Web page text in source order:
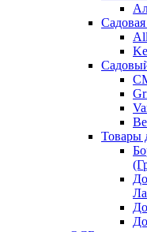
Товары